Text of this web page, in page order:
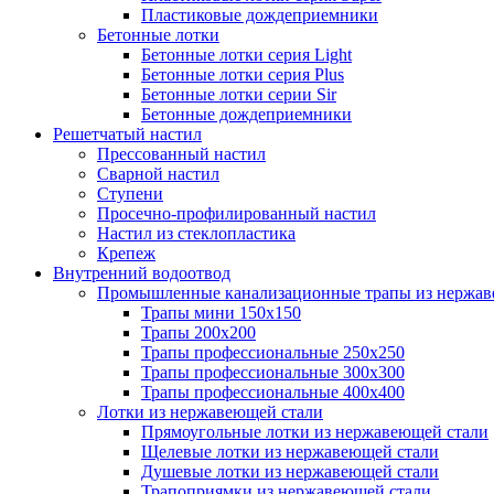
Пластиковые дождеприемники
Бетонные лотки
Бетонные лотки серия Light
Бетонные лотки серия Plus
Бетонные лотки серии Sir
Бетонные дождеприемники
Решетчатый настил
Прессованный настил
Сварной настил
Ступени
Просечно-профилированный настил
Настил из стеклопластика
Крепеж
Внутренний водоотвод
Промышленные канализационные трапы из
Трапы мини 150х150
Трапы 200х200
Трапы профессиональные 250х250
Трапы профессиональные 300х300
Трапы профессиональные 400х400
Лотки из нержавеющей стали
Прямоугольные лотки из нержавеющей стали
Щелевые лотки из нержавеющей стали
Душевые лотки из нержавеющей стали